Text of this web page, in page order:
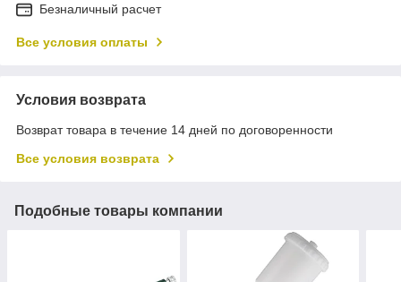
Безналичный расчет
Все условия оплаты
Условия возврата
Возврат товара в течение 14 дней по договоренности
Все условия возврата
Подобные товары компании